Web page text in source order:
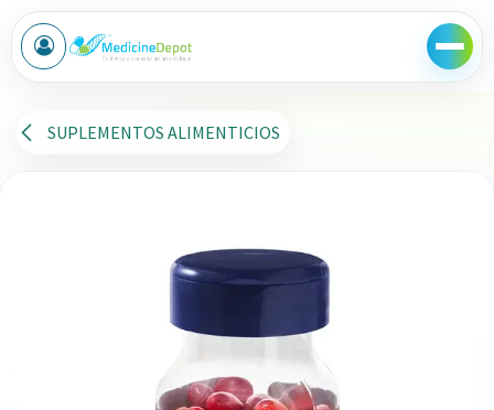
Ir al contenido
SUPLEMENTOS ALIMENTICIOS